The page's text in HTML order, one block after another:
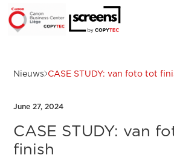
Nieuws CASE STUDY: van foto tot
June 27, 2024
CASE STUDY: van
finish